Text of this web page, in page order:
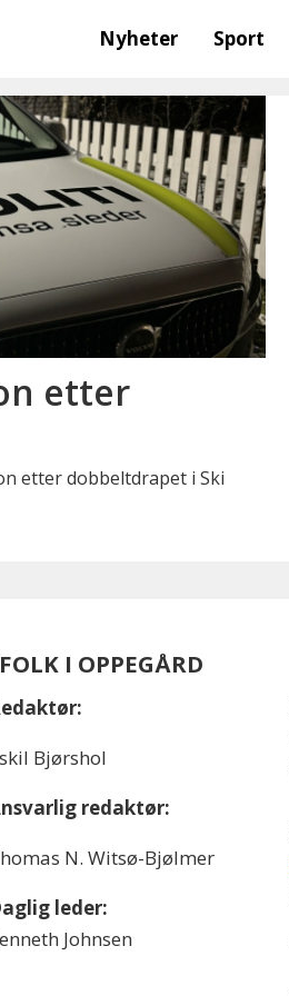
Nyheter Sport
etter
etter dobbeltdrapet i Ski
I OPPEGÅRD
Bjørshol
redaktør:
N. Witsø-Bjølmer
leder:
Johnsen